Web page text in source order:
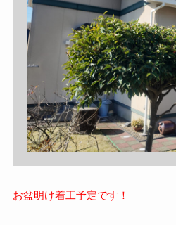
お盆明け着工予定です！